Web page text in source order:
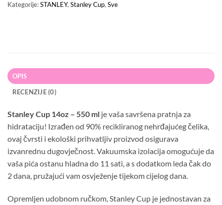
Kategorije:STANLEY,Stanley Cup,Sve
OPIS
RECENZIJE (0)
Stanley Cup 14oz – 550 ml je vaša savršena pratnja za
hidrataciju! Izrađen od 90% recikliranog nehrđajućeg čelika,
ovaj čvrsti i ekološki prihvatljiv proizvod osigurava
izvanrednu dugovječnost. Vakuumska izolacija omogućuje da
vaša pića ostanu hladna do 11 sati, a s dodatkom leda čak do
2 dana, pružajući vam osvježenje tijekom cijelog dana.
Opremljen udobnom ručkom, Stanley Cup je jednostavan za